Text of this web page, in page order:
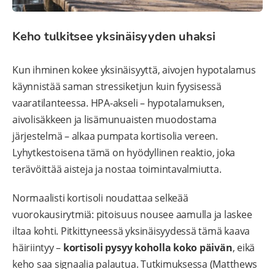
Keho tulkitsee yksinäisyyden uhaksi
Kun ihminen kokee yksinäisyyttä, aivojen hypotalamus
käynnistää saman stressiketjun kuin fyysisessä
vaaratilanteessa. HPA-akseli – hypotalamuksen,
aivolisäkkeen ja lisämunuaisten muodostama
järjestelmä – alkaa pumpata kortisolia vereen.
Lyhytkestoisena tämä on hyödyllinen reaktio, joka
terävöittää aisteja ja nostaa toimintavalmiutta.
Normaalisti kortisoli noudattaa selkeää
vuorokausirytmiä: pitoisuus nousee aamulla ja laskee
iltaa kohti. Pitkittyneessä yksinäisyydessä tämä kaava
häiriintyy – kortisoli pysyy koholla koko päivän, eikä
keho saa signaalia palautua. Tutkimuksessa (Matthews